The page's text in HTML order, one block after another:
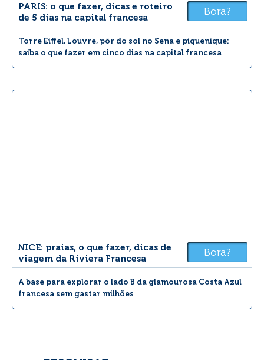
PARIS: o que fazer, dicas e roteiro
de 5 dias na capital francesa
Torre Eiffel, Louvre, pôr do sol no Sena e piquenique:
saiba o que fazer em cinco dias na capital francesa
Bora?
NICE: praias, o que fazer, dicas de
viagem da Riviera Francesa
A base para explorar o lado B da glamourosa Costa Azul
francesa sem gastar milhões
Bora?